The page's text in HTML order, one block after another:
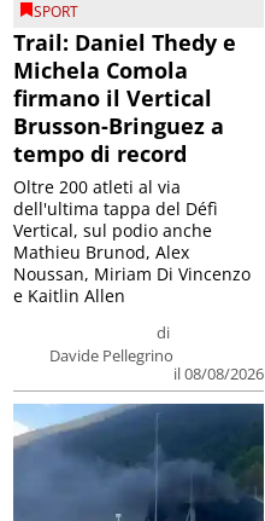
SPORT
Trail: Daniel Thedy e
Michela Comola
firmano il Vertical
Brusson-Bringuez a
tempo di record
di
Davide Pellegrino
il 08/08/2026
Oltre 200 atleti al via
dell'ultima tappa del Défì
Vertical, sul podio anche
Mathieu Brunod, Alex
Noussan, Miriam Di Vincenzo
e Kaitlin Allen